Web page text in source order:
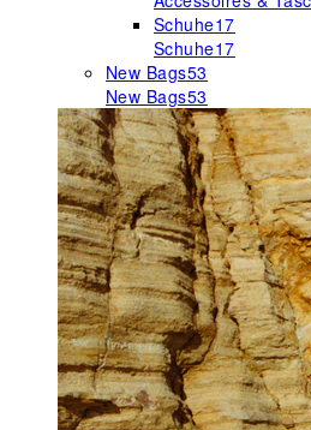
Schuhe17
Schuhe17
New Bags53
New Bags53